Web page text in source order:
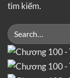
tìm kiếm.